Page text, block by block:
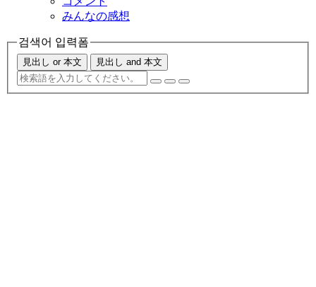
みんなの感想
검색어 입력폼
見出し or 本文 見出し and 本文